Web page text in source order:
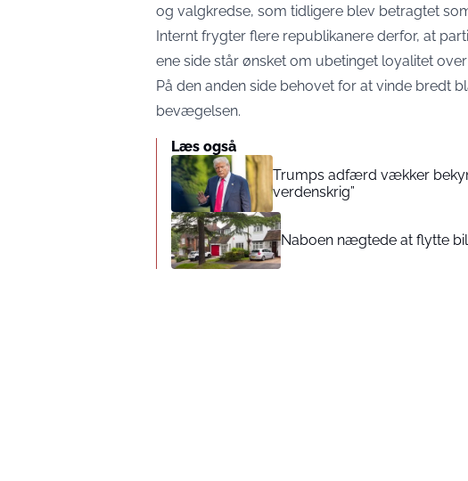
og valgkredse, som tidligere blev betragtet
Internt frygter flere republikanere derfor, at
ene side står ønsket om ubetinget loyalitet
På den anden side behovet for at vinde bredt
bevægelsen.
Læs også
Trumps adfærd vækker
verdenskrig”
Naboen nægtede at flytte